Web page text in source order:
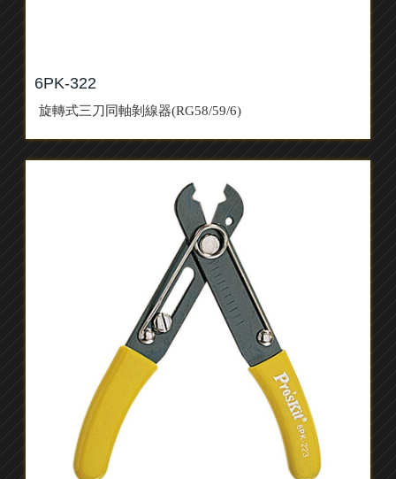
6PK-322
旋轉式三刀同軸剝線器(RG58/59/6)